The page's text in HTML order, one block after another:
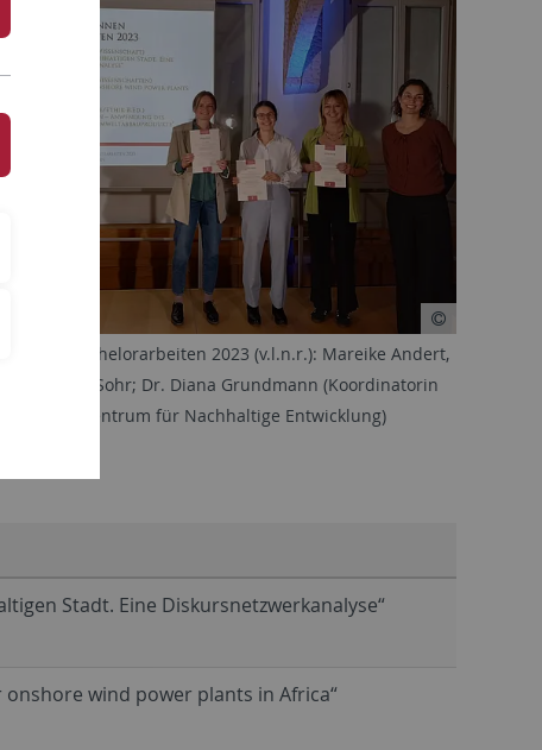
Bachelorarbeiten 2023 (v.l.n.r.): Mareike Andert,
Leonie Sohr; Dr. Diana Grundmann (Koordinatorin
Kompetenzzentrum für Nachhaltige Entwicklung)
Stadt. Eine Diskursnetzwerkanalyse“
wind power plants in Africa“